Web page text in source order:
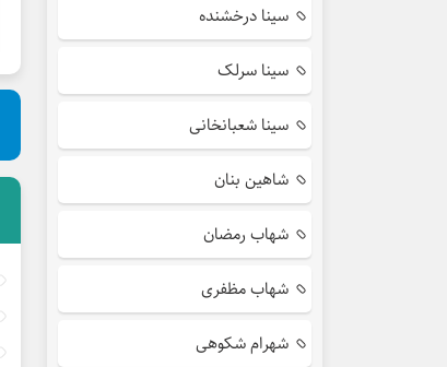
سینا درخشنده
سینا سرلک
سینا شعبانخانی
شاهین بنان
شهاب رمضان
شهاب مظفری
شهرام شکوهی